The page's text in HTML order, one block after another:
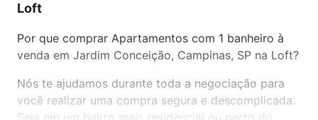
Loft
Por que comprar Apartamentos com 1 banheiro à
venda em Jardim Conceição, Campinas, SP na Loft?
Nós te ajudamos durante toda a negociação para
você realizar uma compra segura e descomplicada.
Seja em um bairro mais residencial ou perto do